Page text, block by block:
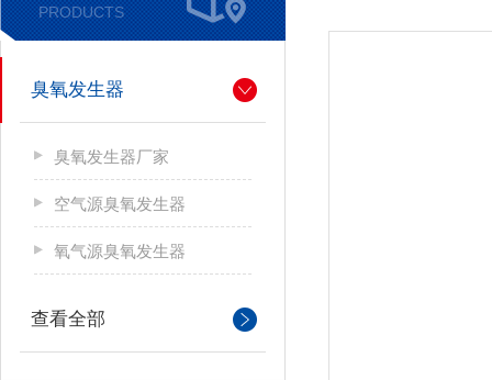
PRODUCTS
臭氧发生器
臭氧发生器厂家
空气源臭氧发生器
氧气源臭氧发生器
查看全部